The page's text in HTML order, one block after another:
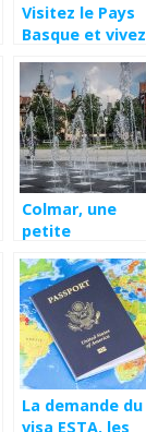
Visitez le Pays
Basque et vivez
activités et
locations
Colmar, une
petite
hautement
touristique de
France
La demande du
visa ESTA, les